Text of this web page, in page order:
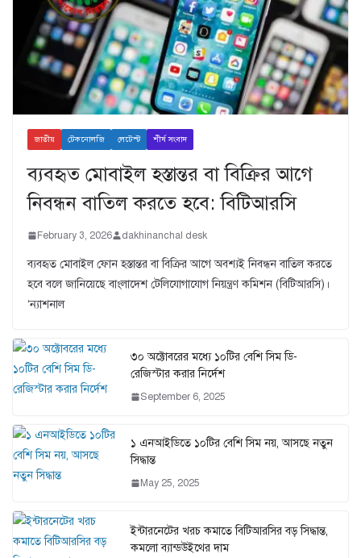
জাতীয় টেকনোলজি লেটেস্ট শীর্ষ সংবাদ
ব্যবহৃত মোবাইল হস্তান্তর বা বিক্রির আগে
নিবন্ধন বাতিল করতে হবে: বিটিআরসি
February 3, 2026 dakhinanchal desk
ব্যবহৃত মোবাইল ফোন হস্তান্তর বা বিক্রির আগে অবশ্যই নিবন্ধন বাতিল করতে
হবে বলে জানিয়েছে বাংলাদেশ টেলিযোগাযোগ নিয়ন্ত্রণ কমিশন (বিটিআরসি)।
‘ন্যাশনাল
৩০ অক্টোবরের মধ্যে ১০টির বেশি সিম ডি-
রেজিস্টার করার নির্দেশ
September 6, 2025
১ এনআইডিতে ১০টির বেশি সিম নয়, আসছে নতুন
সিদ্ধান্ত
May 25, 2025
ইন্টারনেটের খরচ কমাতে বিটিআরসির বড় সিদ্ধান্ত,
কমলো ব্যান্ডউইথের দাম